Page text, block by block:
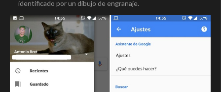
identificado por un dibujo de engranaje.